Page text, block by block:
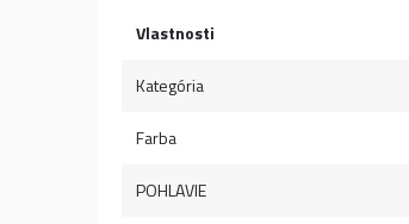
Vlastnosti
Kategória
Farba
POHLAVIE